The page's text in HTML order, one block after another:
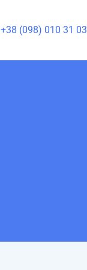
+38 (098) 010 31 03